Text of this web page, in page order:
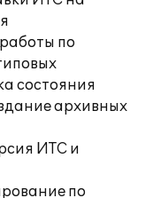
по
состояния
архивных
ИТС и
по